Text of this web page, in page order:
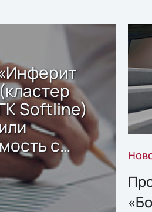
Softline)
с
Sharx
для